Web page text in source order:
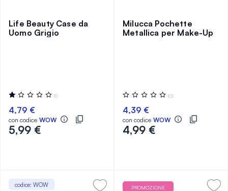
Life Beauty Case da
Uomo Grigio
Valutazione:
20%
(1)
4,79 €
con codice WOW
5,99 €
Milucca Pochette
Metallica per Make-Up
Valutazione:
0%
(0)
4,39 €
con codice WOW
4,99 €
codice: WOW PROMOZIONE